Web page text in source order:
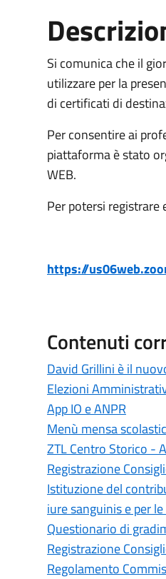
Si comunica che il
utilizzare per la
di certificati di
Per consentire ai
piattaforma è stato
WEB.
Per potersi registrare
https://
Contenuti
David Grillini è il
Elezioni
App IO e ANPR
Menù mensa
ZTL Centro Storico -
Registrazione
Istituzione del
iure sanguinis e per
Questionario di
Registrazione
Regolamento